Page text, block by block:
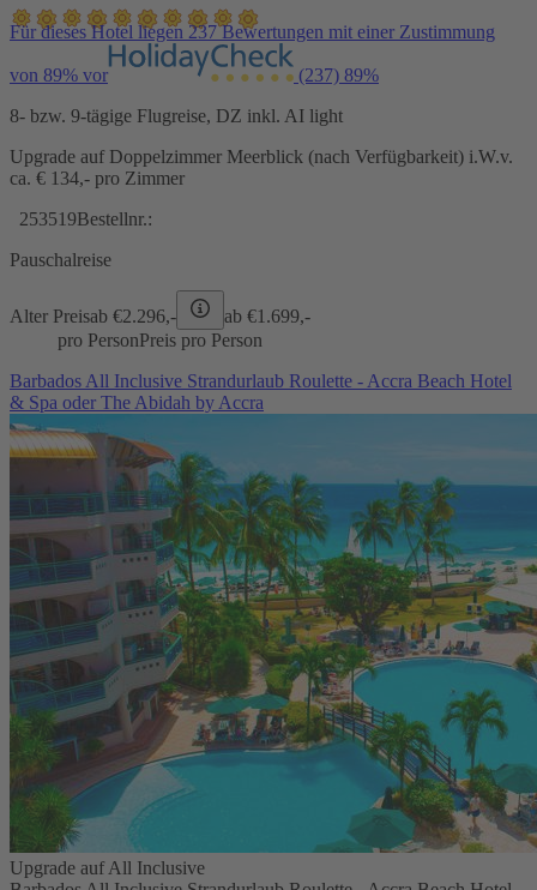
Für dieses Hotel liegen 237 Bewertungen mit einer Zustimmung
von 89% vor (237) 89%
8- bzw. 9-tägige Flugreise, DZ inkl. AI light
Upgrade auf Doppelzimmer Meerblick (nach Verfügbarkeit) i.W.v.
ca. € 134,- pro Zimmer
253519Bestellnr.:
Pauschalreise
Alter Preisab €2.296,- ab €1.699,-
pro PersonPreis pro Person
Barbados All Inclusive Strandurlaub Roulette - Accra Beach Hotel
& Spa oder The Abidah by Accra
Upgrade auf All Inclusive